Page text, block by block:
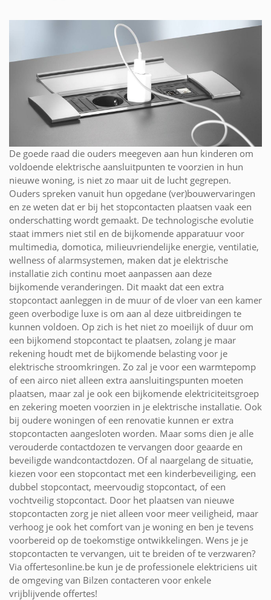
De goede raad die ouders meegeven aan hun kinderen om
voldoende elektrische aansluitpunten te voorzien in hun
nieuwe woning, is niet zo maar uit de lucht gegrepen.
Ouders spreken vanuit hun opgedane (ver)bouwervaringen
en ze weten dat er bij het stopcontacten plaatsen vaak een
onderschatting wordt gemaakt. De technologische evolutie
staat immers niet stil en de bijkomende apparatuur voor
multimedia, domotica, milieuvriendelijke energie, ventilatie,
wellness of alarmsystemen, maken dat je elektrische
installatie zich continu moet aanpassen aan deze
bijkomende veranderingen. Dit maakt dat een extra
stopcontact aanleggen in de muur of de vloer van een kamer
geen overbodige luxe is om aan al deze uitbreidingen te
kunnen voldoen. Op zich is het niet zo moeilijk of duur om
een bijkomend stopcontact te plaatsen, zolang je maar
rekening houdt met de bijkomende belasting voor je
elektrische stroomkringen. Zo zal je voor een warmtepomp
of een airco niet alleen extra aansluitingspunten moeten
plaatsen, maar zal je ook een bijkomende elektriciteitsgroep
en zekering moeten voorzien in je elektrische installatie. Ook
bij oudere woningen of een renovatie kunnen er extra
stopcontacten aangesloten worden. Maar soms dien je alle
verouderde contactdozen te vervangen door geaarde en
beveiligde wandcontactdozen. Of al naargelang de situatie,
kiezen voor een stopcontact met een kinderbeveiliging, een
dubbel stopcontact, meervoudig stopcontact, of een
vochtveilig stopcontact. Door het plaatsen van nieuwe
stopcontacten zorg je niet alleen voor meer veiligheid, maar
verhoog je ook het comfort van je woning en ben je tevens
voorbereid op de toekomstige ontwikkelingen. Wens je je
stopcontacten te vervangen, uit te breiden of te verzwaren?
Via offertesonline.be kun je de professionele elektriciens uit
de omgeving van Bilzen contacteren voor enkele
vrijblijvende offertes!